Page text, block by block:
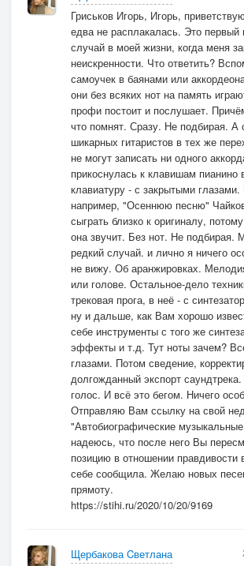
Гриськов Игорь, Игорь,
едва не расплакалась. Это первый
случай в моей жизни, когда меня
неискренности. Что ответить?
самоучек в баянами или
они без всяких нот на память
профи постоит и послушает.
что помнят. Сразу. Не подбирая. А
шикарных гитаристов в тех же
не могут записать ни одного
прикоснулась к клавишам пианино
клавиатуру - с закрытыми
например, "Осеннюю песню"
сыграть близко к оригиналу,
она звучит. Без нот. Не подбирая.
редкий случай. и лично я ничего
не вижу. Об аранжировках.
или голове. Остальное-дело
трековая прога, в неё - с
ну и дальше, как Вам хорошо
себе инструменты с того же
эффекты и т.д. Тут ноты зачем?
глазами. Потом сведение,
долгожданный экспорт
голос. И всё это бегом. Ничего
Отправляю Вам ссылку на свой
"Автобиографические
надеюсь, что после него Вы
позицию в отношении правдивости
себе сообщила. Желаю новых
прямоту.
https://stihi.ru/2020/10/20/9169
Щербакова Cветлана